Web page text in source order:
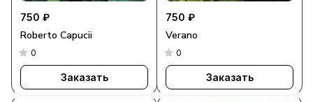
750 ₽
Roberto Capucii
0
Заказать
750 ₽
Verano
0
Заказать